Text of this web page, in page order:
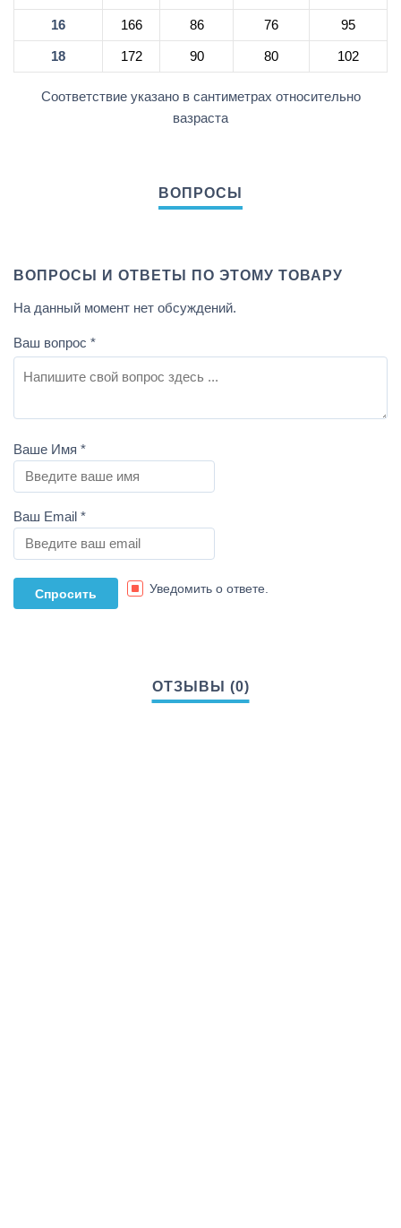
16 166 86 76 95
18 172 90 80 102
Соответствие указано в сантиметрах относительно
вазраста
ВОПРОСЫ И ОТВЕТЫ ПО ЭТОМУ ТОВАРУ
На данный момент нет обсуждений.
Ваш вопрос *
Ваше Имя *
Ваш Email *
Уведомить о ответе.